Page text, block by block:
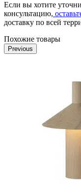
Если вы хотите
консультацию,
доставку по всей
Похожие товары
Previous